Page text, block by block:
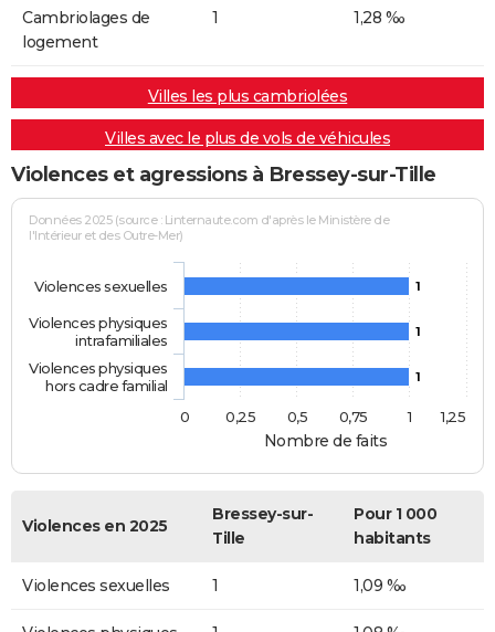
Cambriolages de
logement
1 1,28 ‰
Villes les plus cambriolées
Villes avec le plus de vols de véhicules
Violences et agressions à Bressey-sur-Tille
Nombre de faits
Données 2025 (source : Linternaute.com d'après le Ministère de
l'Intérieur et des Outre-Mer)
1
1
1
Violences sexuelles
Violences physiques
intrafamiliales
Violences physiques
hors cadre familial
0
1
0,25 0,5 0,75 1,25
Violences en 2025
Bressey-sur-
Tille
Pour 1 000
habitants
Violences sexuelles 1 1,09 ‰